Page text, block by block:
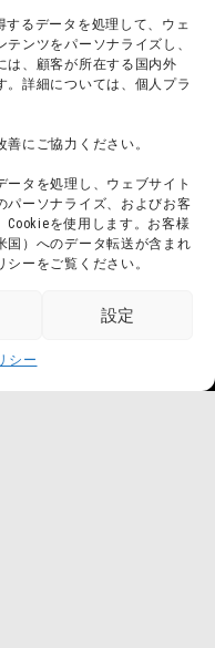
するデータを処理して、ウェ
ンツをパーソナライズし、
は、顧客が所在する国内外
。詳細については、個人プラ
にご協力ください。
タを処理し、ウェブサイト
パーソナライズ、およびお客
を使用します。お客様
国）へのデータ転送が含まれ
ーをご覧ください。
設定
シー
に基づく表記
概要
ッフ募集